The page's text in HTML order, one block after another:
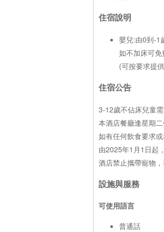
住宿說明
嬰兒:由0到-1
如不加床可免
(可按要求提
住宿公告
3-12歲不佔床兒童
本酒店餐廳逢星期
如有任何飲食要求
由2025年1月1日起
酒店禁止攜帶寵物，
設施與服務
可使用語言
普通話